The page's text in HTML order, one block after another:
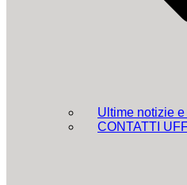
Ultime notizie
CONTATTI